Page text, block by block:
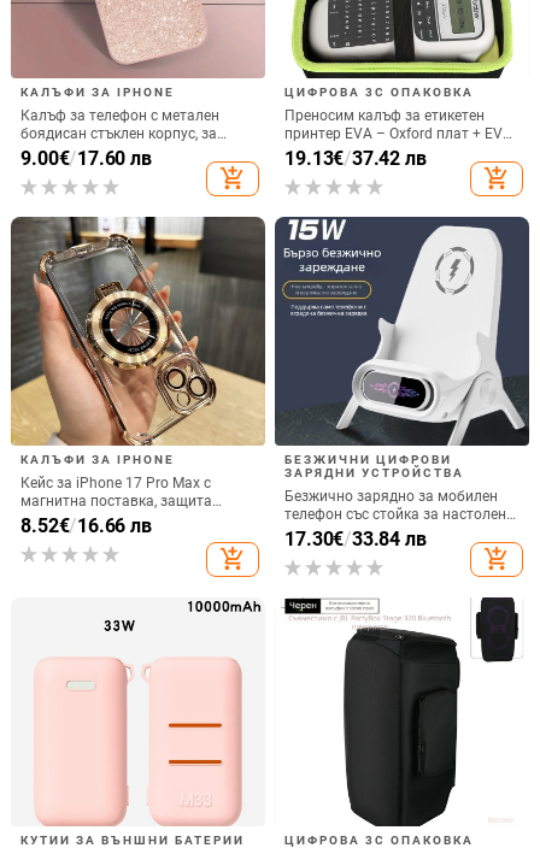
КАЛЪФИ ЗА IPHONE
Калъф за телефон с метален
боядисан стъклен корпус, за
iPhone 11–14 Pro Max,
охлаждане, модел YK263
9.00€/17.60 лв
add_shopping_cart
ЦИФРОВА 3C ОПАКОВКА
Преносим калъф за етикетен
принтер EVA – Oxford плат + EVA,
горещо пресовано EVA и шиене,
товароподемност 10 кг
19.13€/37.42 лв
add_shopping_cart
КАЛЪФИ ЗА IPHONE
Кейс за iPhone 17 Pro Max с
магнитна поставка, защита
срещу изпускане на четирите
ъгъла, акрилен корпус с
електроплатиран финиш
8.52€/16.66 лв
add_shopping_cart
БЕЗЖИЧНИ ЦИФРОВИ
ЗАРЯДНИ УСТРОЙСТВА
Безжично зарядно за мобилен
телефон със стойка за настолен
монтаж за хоризонтално или
вертикално ползване, QC3.0, 2 A,
15 W, Бързо зареждане
17.30€/33.84 лв
add_shopping_cart
КУТИИ ЗА ВЪНШНИ БАТЕРИИ ЦИФРОВА 3C ОПАКОВКА